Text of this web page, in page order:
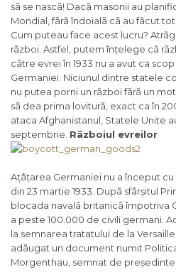
sã se nascã! Dacã masonii au
Mondial, fãrã îndoialã cã au fãcut
Cum puteau face acest lucru?
rãzboi. Astfel, putem înțelege cã
cãtre evrei în 1933 nu a avut ca
Germaniei. Niciunul dintre statele
nu putea porni un rãzboi fãrã un
sã dea prima loviturã, exact ca în
ataca Afghanistanul, Statele Unite
septembrie. Rãzboiul evreilor
Ațâțarea Germaniei nu a început
din 23 martie 1933. Dupã sfârșitul
blocada navalã britanicã împotriva
a peste 100.000 de civili germani.
la semnarea tratatului de la
adãugat un document numit
Morgenthau , semnat de